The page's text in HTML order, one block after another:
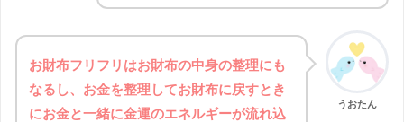
うおたん
お財布フリフリはお財布の中身の整理にも
なるし、お金を整理してお財布に戻すとき
にお金と一緒に金運のエネルギーが流れ込